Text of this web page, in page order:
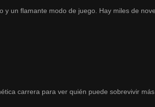
un flamante modo de juego. Hay miles de
carrera para ver quién puede sobrevivir